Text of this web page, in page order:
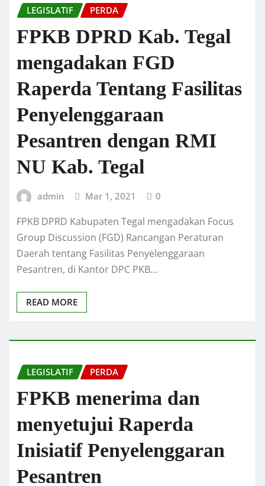
LEGISLATIF PERDA
FPKB DPRD Kab. Tegal
mengadakan FGD
Raperda Tentang Fasilitas
Penyelenggaraan
Pesantren dengan RMI
NU Kab. Tegal
admin Mar 1, 2021 0
FPKB DPRD Kabupaten Tegal mengadakan Focus
Group Discussion (FGD) Rancangan Peraturan
Daerah tentang Fasilitas Penyelenggaraan
Pesantren, di Kantor DPC PKB…
READ MORE
LEGISLATIF PERDA
FPKB menerima dan
menyetujui Raperda
Inisiatif Penyelenggaran
Pesantren